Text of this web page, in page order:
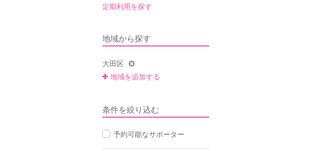
定期利用を探す
地域から探す
大田区
地域を追加する
条件を絞り込む
予約可能なサポーター